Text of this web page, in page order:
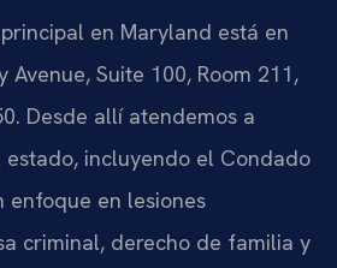
en Maryland está en
Avenue, Suite 100, Room 211,
Desde allí atendemos a
incluyendo el Condado
enfoque en lesiones
criminal, derecho de familia y